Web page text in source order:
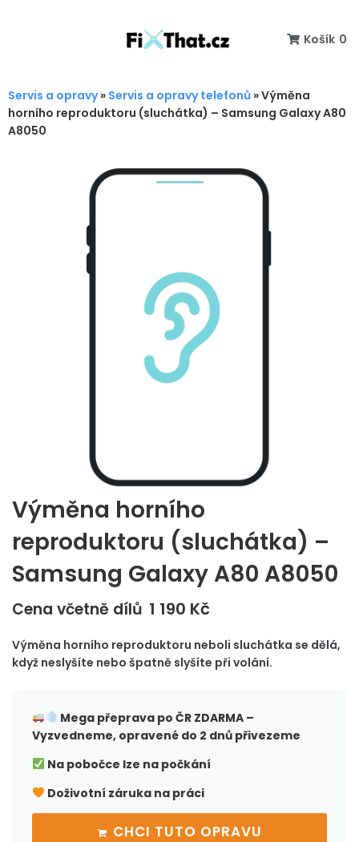
Košík 0
Servis a opravy» Servis a opravy telefonů »Výměna
horního reproduktoru (sluchátka) – Samsung Galaxy A80
A8050
Výměna horního
reproduktoru (sluchátka) –
Samsung Galaxy A80 A8050
Cena včetně dílů 1 190 Kč
Výměna horního reproduktoru neboli sluchátka se dělá,
když neslyšíte nebo špatně slyšíte při volání.
Mega přeprava po ČRZDARMA –
Vyzvedneme, opravené do 2 dnů přivezeme
Na pobočce lze na počkání
Doživotní záruka na práci
CHCI TUTO OPRAVU